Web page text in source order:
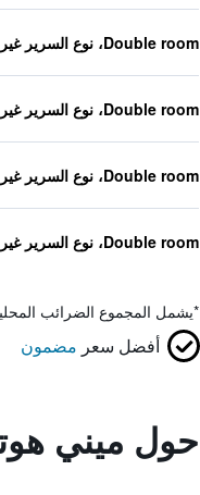
Double room، نوع السرير غير معروف
Double room، نوع السرير غير معروف
Double room، نوع السرير غير معروف
Double room، نوع السرير غير معروف
*يشمل المجموع الضرائب
أفضل سعر مضمون
حول ميني